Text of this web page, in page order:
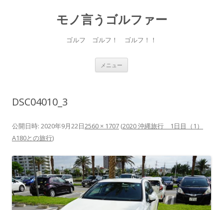
モノ言うゴルファー
ゴルフ ゴルフ！ ゴルフ！！
メニュー
プ
DSC04010_3
公開日時: 2020年9月22日2560 × 1707 (2020 沖縄旅行 1日目（1）
A180との旅行)